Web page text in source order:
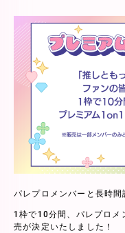
パレプロメンバーと長時
1枠で10分間、パレプロメ
売が決定いたしました！